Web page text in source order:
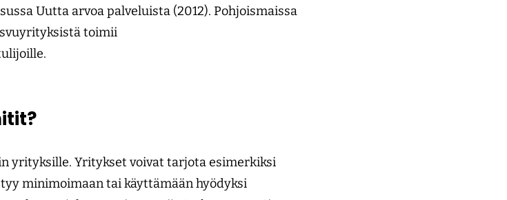
Uutta arvoa palveluista (2012). Pohjoismaissa
toimii
yrityksille. Yritykset voivat tarjota esimerkiksi
minimoimaan tai käyttämään hyödyksi